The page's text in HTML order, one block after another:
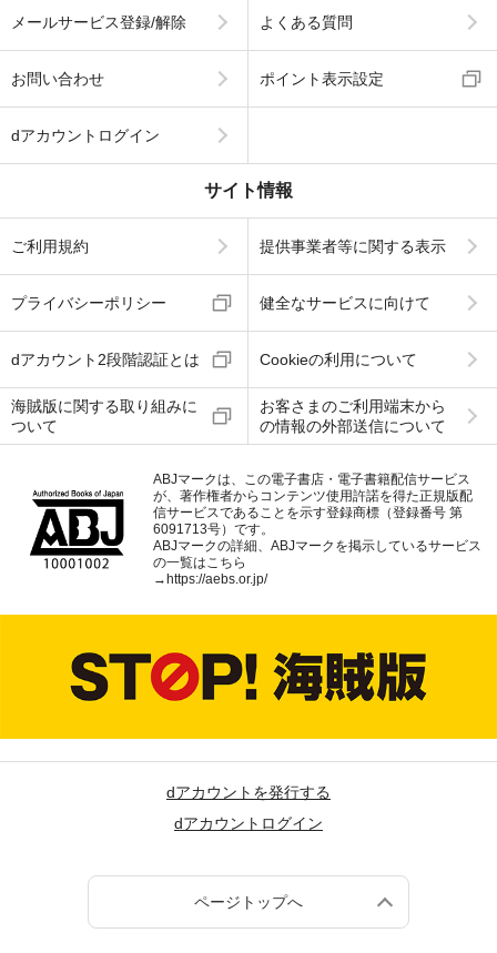
メールサービス登録/解除 よくある質問
お問い合わせ ポイント表示設定
dアカウントログイン
サイト情報
ご利用規約 提供事業者等に関する表示
プライバシーポリシー 健全なサービスに向けて
dアカウント2段階認証とは Cookieの利用について
海賊版に関する取り組みに
ついて
お客さまのご利用端末から
の情報の外部送信について
ABJマークは、この電子書店・電子書籍配信サービス
が、著作権者からコンテンツ使用許諾を得た正規版配
信サービスであることを示す登録商標（登録番号 第
6091713号）です。
ABJマークの詳細、ABJマークを掲示しているサービス
の一覧はこちら
→ https://aebs.or.jp/
dアカウントを発行する
dアカウントログイン
ページトップへ